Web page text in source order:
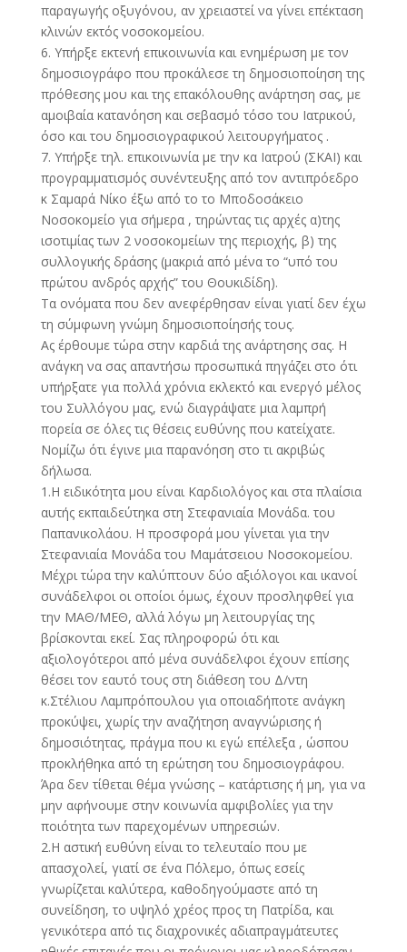
παραγωγής οξυγόνου, αν χρειαστεί να γίνει επέκταση
κλινών εκτός νοσοκομείου.
6. Υπήρξε εκτενή επικοινωνία και ενημέρωση με τον
δημοσιογράφο που προκάλεσε τη δημοσιοποίηση της
πρόθεσης μου και της επακόλουθης ανάρτηση σας, με
αμοιβαία κατανόηση και σεβασμό τόσο του Ιατρικού,
όσο και του δημοσιογραφικού λειτουργήματος .
7. Υπήρξε τηλ. επικοινωνία με την κα Ιατρού (ΣΚΑΙ) και
προγραμματισμός συνέντευξης από τον αντιπρόεδρο
κ Σαμαρά Νίκο έξω από το το Μποδοσάκειο
Νοσοκομείο για σήμερα , τηρώντας τις αρχές α)της
ισοτιμίας των 2 νοσοκομείων της περιοχής, β) της
συλλογικής δράσης (μακριά από μένα το “υπό του
πρώτου ανδρός αρχής” του Θουκιδίδη).
Τα ονόματα που δεν ανεφέρθησαν είναι γιατί δεν έχω
τη σύμφωνη γνώμη δημοσιοποίησής τους.
Ας έρθουμε τώρα στην καρδιά της ανάρτησης σας. Η
ανάγκη να σας απαντήσω προσωπικά πηγάζει στο ότι
υπήρξατε για πολλά χρόνια εκλεκτό και ενεργό μέλος
του Συλλόγου μας, ενώ διαγράψατε μια λαμπρή
πορεία σε όλες τις θέσεις ευθύνης που κατείχατε.
Νομίζω ότι έγινε μια παρανόηση στο τι ακριβώς
δήλωσα.
1.Η ειδικότητα μου είναι Καρδιολόγος και στα πλαίσια
αυτής εκπαιδεύτηκα στη Στεφανιαία Μονάδα. του
Παπανικολάου. Η προσφορά μου γίνεται για την
Στεφανιαία Μονάδα του Μαμάτσειου Νοσοκομείου.
Μέχρι τώρα την καλύπτουν δύο αξιόλογοι και ικανοί
συνάδελφοι οι οποίοι όμως, έχουν προσληφθεί για
την ΜΑΘ/ΜΕΘ, αλλά λόγω μη λειτουργίας της
βρίσκονται εκεί. Σας πληροφορώ ότι και
αξιολογότεροι από μένα συνάδελφοι έχουν επίσης
θέσει τον εαυτό τους στη διάθεση του Δ/ντη
κ.Στέλιου Λαμπρόπουλου για οποιαδήποτε ανάγκη
προκύψει, χωρίς την αναζήτηση αναγνώρισης ή
δημοσιότητας, πράγμα που κι εγώ επέλεξα , ώσπου
προκλήθηκα από τη ερώτηση του δημοσιογράφου.
Άρα δεν τίθεται θέμα γνώσης – κατάρτισης ή μη, για να
μην αφήνουμε στην κοινωνία αμφιβολίες για την
ποιότητα των παρεχομένων υπηρεσιών.
2.Η αστική ευθύνη είναι το τελευταίο που με
απασχολεί, γιατί σε ένα Πόλεμο, όπως εσείς
γνωρίζεται καλύτερα, καθοδηγούμαστε από τη
συνείδηση, το υψηλό χρέος προς τη Πατρίδα, και
γενικότερα από τις διαχρονικές αδιαπραγμάτευτες